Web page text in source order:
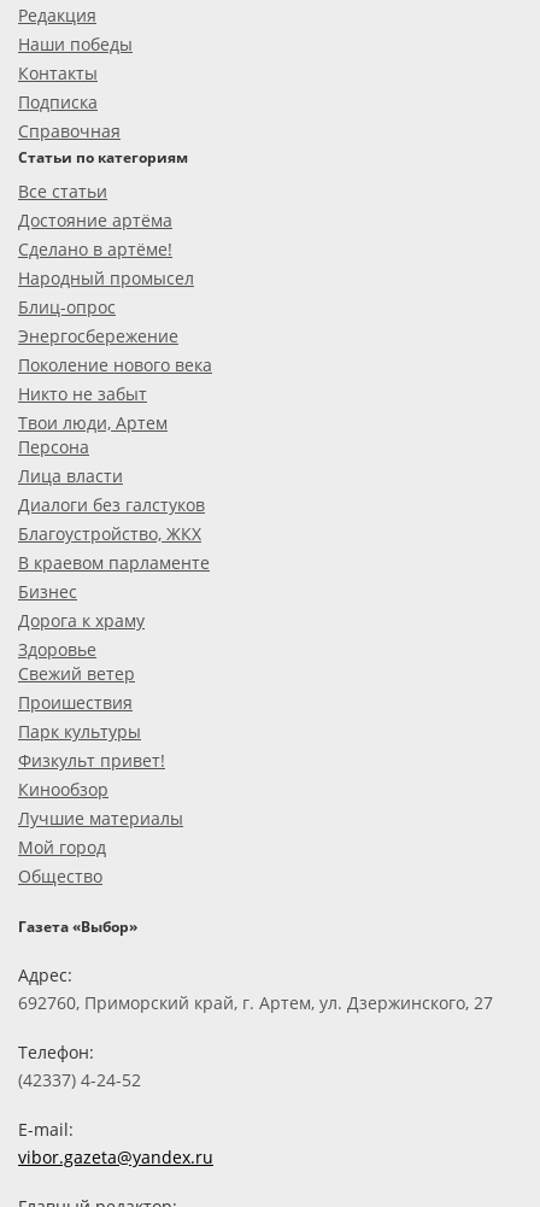
Редакция
Наши победы
Контакты
Подписка
Справочная
Статьи по категориям
Все статьи
Достояние артёма
Сделано в артёме!
Народный промысел
Блиц-опрос
Энергосбережение
Поколение нового века
Никто не забыт
Твои люди, Артем
Персона
Лица власти
Диалоги без галстуков
Благоустройство, ЖКХ
В краевом парламенте
Бизнес
Дорога к храму
Здоровье
Свежий ветер
Проишествия
Парк культуры
Физкульт привет!
Кинообзор
Лучшие материалы
Мой город
Общество
Газета «Выбор»
Адрес:
692760, Приморский край, г. Артем, ул. Дзержинского, 27
Телефон:
(42337) 4-24-52
E-mail:
vibor.gazeta@yandex.ru